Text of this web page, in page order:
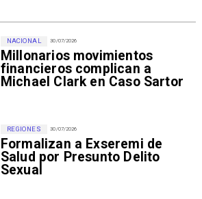
30/07/2026
Millonarios movimientos
financieros complican a
Michael Clark en Caso Sartor
NACIONAL
30/07/2026
Formalizan a Exseremi de
Salud por Presunto Delito
Sexual
REGIONES